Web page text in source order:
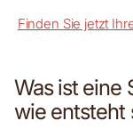
Finden Sie jetzt
Was ist eine
wie entsteht